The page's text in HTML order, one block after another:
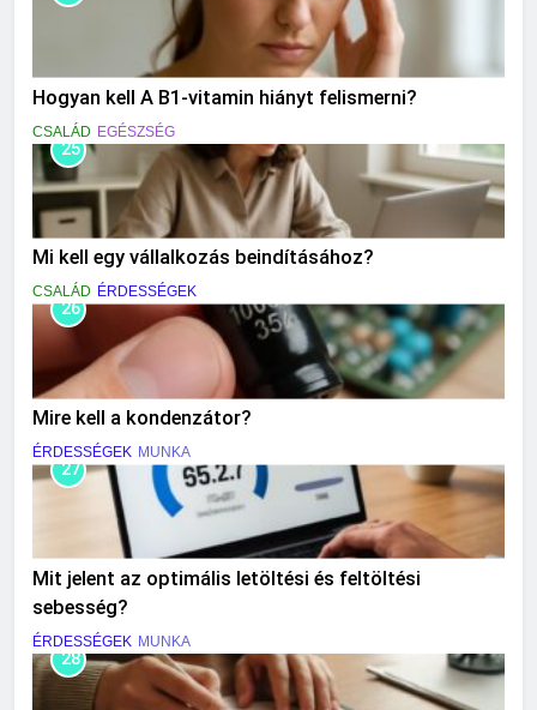
Hogyan kell A B1-vitamin hiányt felismerni?
CSALÁD EGÉSZSÉG
25
Mi kell egy vállalkozás beindításához?
CSALÁD ÉRDESSÉGEK
26
Mire kell a kondenzátor?
ÉRDESSÉGEK MUNKA
27
Mit jelent az optimális letöltési és feltöltési
sebesség?
ÉRDESSÉGEK MUNKA
28